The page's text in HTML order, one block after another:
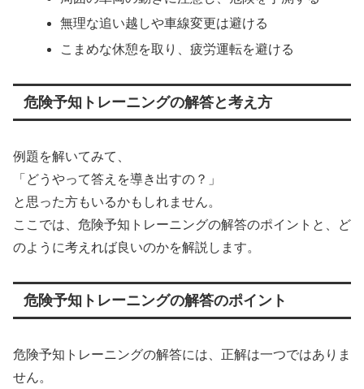
無理な追い越しや車線変更は避ける
こまめな休憩を取り、疲労運転を避ける
危険予知トレーニングの解答と考え方
例題を解いてみて、
「どうやって答えを導き出すの？」
と思った方もいるかもしれません。
ここでは、危険予知トレーニングの解答のポイントと、ど
のように考えれば良いのかを解説します。
危険予知トレーニングの解答のポイント
危険予知トレーニングの解答には、正解は一つではありま
せん。